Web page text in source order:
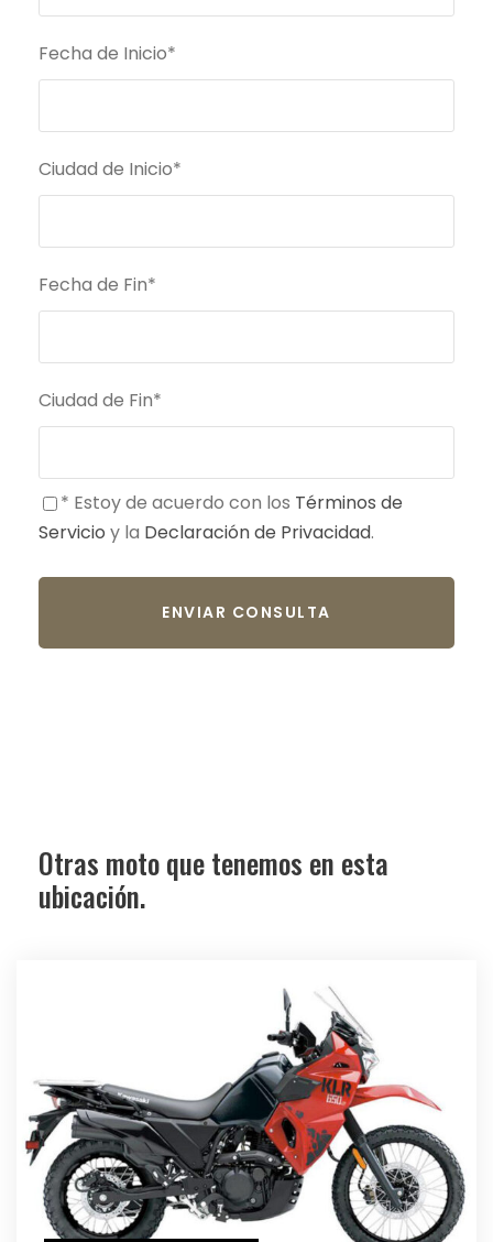
Fecha de Inicio*
Ciudad de Inicio*
Fecha de Fin*
Ciudad de Fin*
* Estoy de acuerdo con los Términos de
Servicio y la Declaración de Privacidad.
Otras moto que tenemos en esta
ubicación.